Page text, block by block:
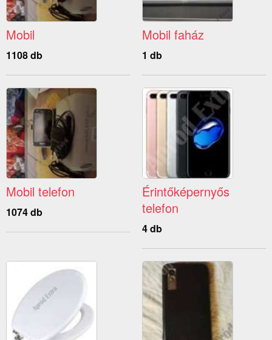
Mobil
1108 db
Mobil faház
1 db
Mobil telefon
1074 db
Érintőképernyős
telefon
4 db